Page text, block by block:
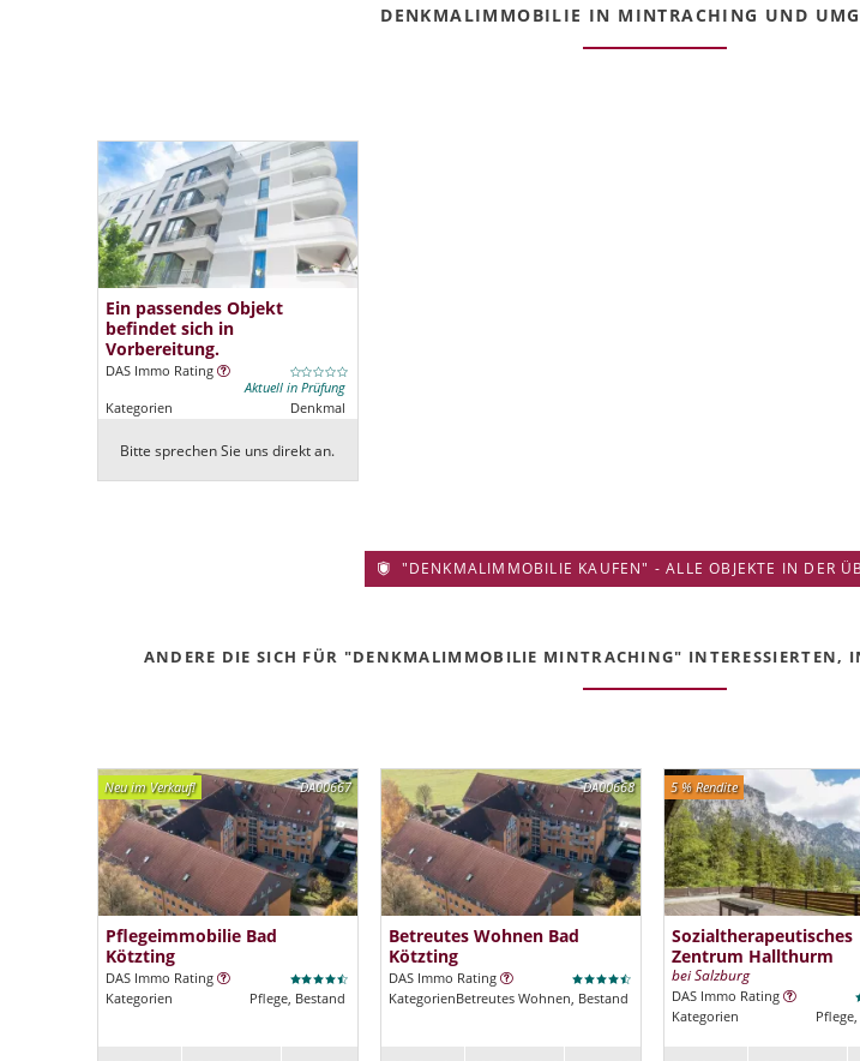
DENKMALIMMOBILIE IN MINTRACHING UND
Ein passendes Objekt
befindet sich in
Vorbereitung.
DAS Immo Rating
Aktuell in Prüfung
Kategorien
Denkmal
Bitte sprechen Sie uns direkt an.
"DENKMALIMMOBILIE KAUFEN" - ALLE OBJEKTE IN DER
ANDERE DIE SICH FÜR "DENKMALIMMOBILIE MINTRACHING" INTERESSIERTEN,
DA00667
Neu im Verkauf!
Pflegeimmobilie Bad
Kötzting
DAS Immo Rating
Kategorien
Pflege, Bestand
DA00668
Betreutes Wohnen Bad
Kötzting
DAS Immo Rating
KategorienBetreutes Wohnen, Bestand
5 % Rendite
Sozialtherapeutisches
Zentrum Hallthurm
bei Salzburg
DAS Immo Rating
Kategorien